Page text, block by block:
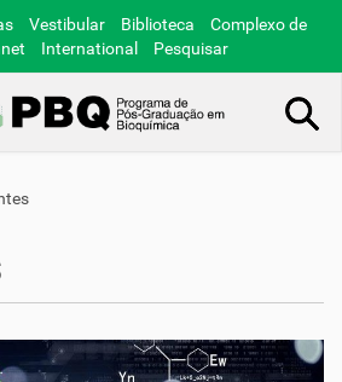
Vestibular Biblioteca
Complexo de
International Pesquisar